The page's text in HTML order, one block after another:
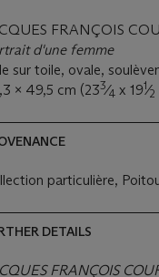
FRANÇOIS
d'une femme
sur toile, ovale,
x 49,5 cm (233⁄4 x 191⁄2
particulière,
DETAILS
FRANÇOIS